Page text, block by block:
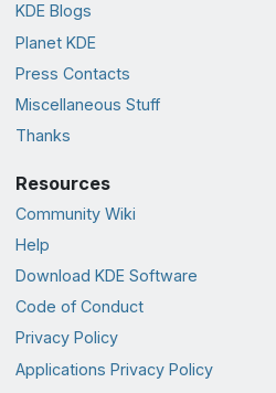
KDE Blogs
Planet KDE
Press Contacts
Miscellaneous Stuff
Thanks
Resources
Community Wiki
Help
Download KDE Software
Code of Conduct
Privacy Policy
Applications Privacy Policy